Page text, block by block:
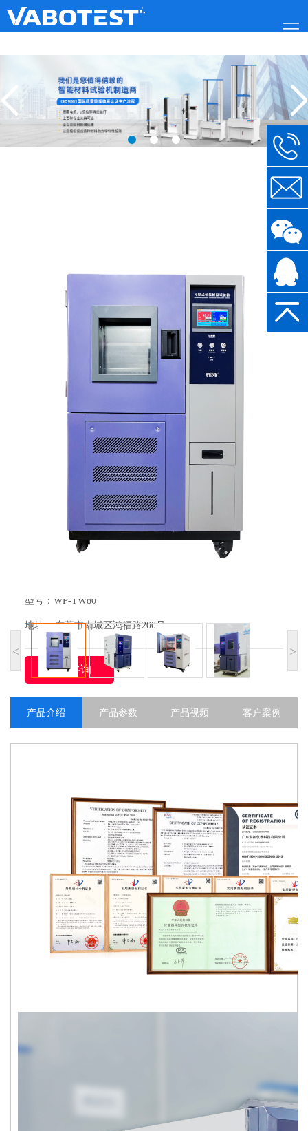
< >
可程式恒温恒湿试验箱|高低温试验箱
品牌：VABOTEST华铂仪器
型号：WP-TW80
地址： 东莞市南城区鸿福路200号
立即咨询
产品介绍 产品参数 产品视频 客户案例